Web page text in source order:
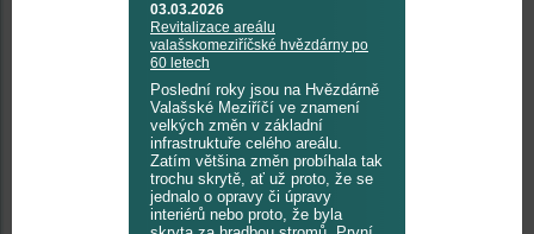
03.03.2026
Revitalizace areálu
valašskomeziříčské hvězdárny po
60 letech
Poslední roky jsou na Hvězdárně
Valašské Meziříčí ve znamení
velkých změn v základní
infrastruktuře celého areálu.
Zatím většina změn probíhala tak
trochu skrytě, ať už proto, že se
jednalo o opravy či úpravy
interiérů nebo proto, že byla